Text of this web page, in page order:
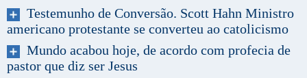
Testemunho de Conversão. Scott Hahn Ministro
americano protestante se converteu ao catolicismo
Mundo acabou hoje, de acordo com profecia de
pastor que diz ser Jesus